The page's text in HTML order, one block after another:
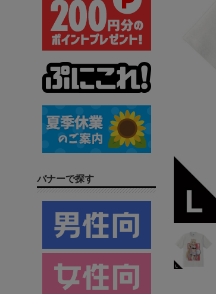
バナーで探す